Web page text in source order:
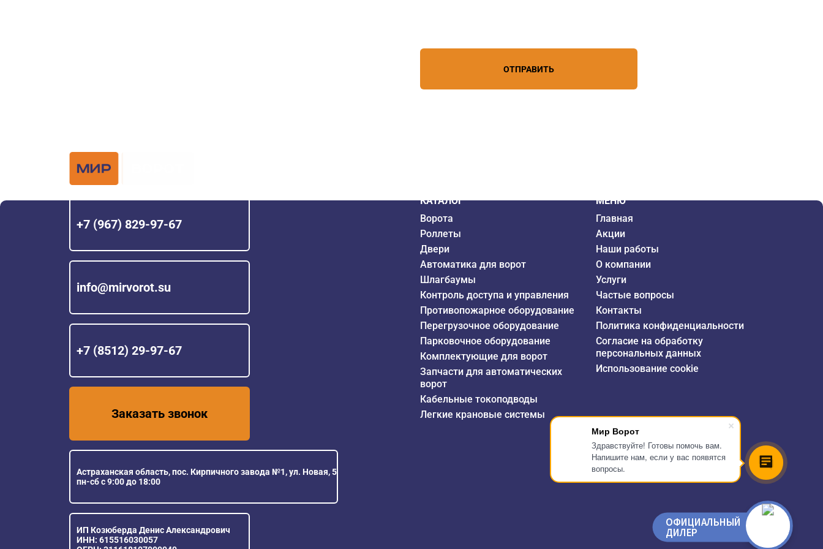
Мир Ворот
Здравствуйте! Готовы помочь вам.
Напишите нам, если у вас появятся
вопросы.
ОТПРАВИТЬ
+7 (967) 829-97-67
info@mirvorot.su
+7 (8512) 29-97-67
Заказать звонок
Астраханская область, пос. Кирпичного завода №1, ул. Новая, 5
пн-сб с 9:00 до 18:00
ИП Козюберда Денис Александрович
ИНН: 615516030057
КАТАЛОГ
Ворота
Роллеты
Двери
Автоматика для ворот
Шлагбаумы
Контроль доступа и управления
Противопожарное оборудование
Перегрузочное оборудование
Парковочное оборудование
Комплектующие для ворот
Запчасти для автоматических
ворот
Кабельные токоподводы
Легкие крановые системы
МЕНЮ
Главная
Акции
Наши работы
О компании
Услуги
Частые вопросы
Контакты
Политика конфиденциальности
Согласие на обработку
персональных данных
Использование cookie
ОФИЦИАЛЬНЫЙ
ДИЛЕР